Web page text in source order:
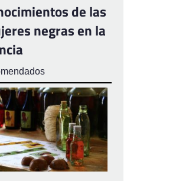
de las
negras en la